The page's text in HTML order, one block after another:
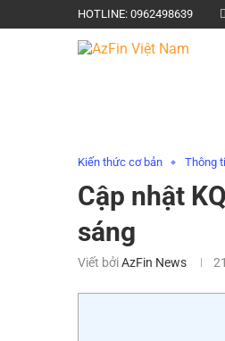
HOTLINE: 0962498639
Kiến thức cơ bản Thông
Cập nhật
sáng
Viết bởiAzFin News